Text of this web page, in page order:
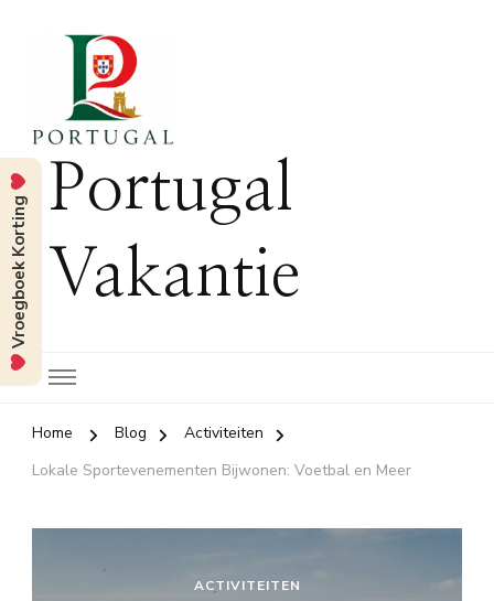
Portugal
Vakantie
Home Blog
Activiteiten
Lokale Sportevenementen Bijwonen: Voetbal en Meer
ACTIVITEITEN
Vroegboek Korting